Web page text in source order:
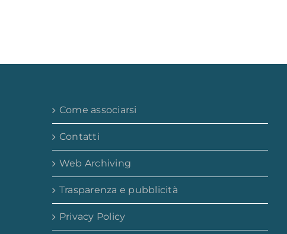
Come associarsi
Contatti
Web Archiving
Trasparenza e pubblicità
Privacy Policy